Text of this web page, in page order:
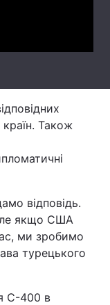
Також
відповідь.
якщо США
ми зробимо
турецького
С-400 в